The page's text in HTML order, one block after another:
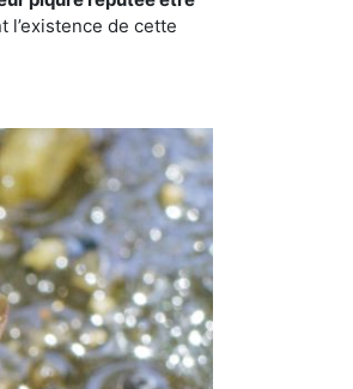
l’existence de cette